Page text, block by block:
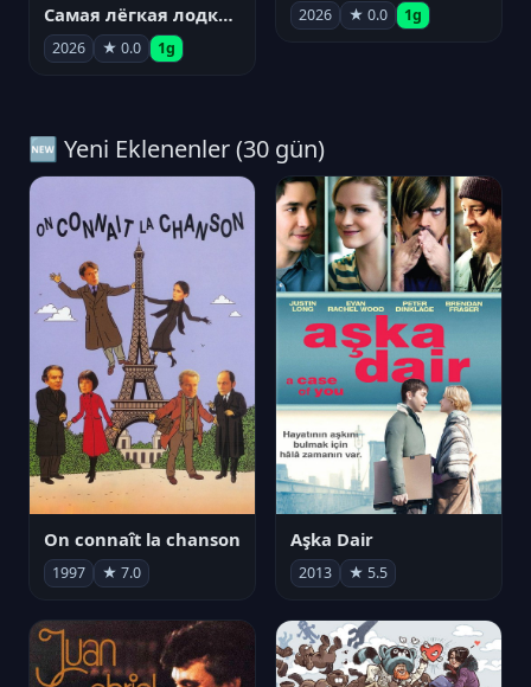
Самая лёгкая лодка в мире
2026 ★ 0.0 1g
2026 ★ 0.0 1g
🆕 Yeni Eklenenler (30 gün)
On connaît la chanson
1997 ★ 7.0
Aşka Dair
2013 ★ 5.5